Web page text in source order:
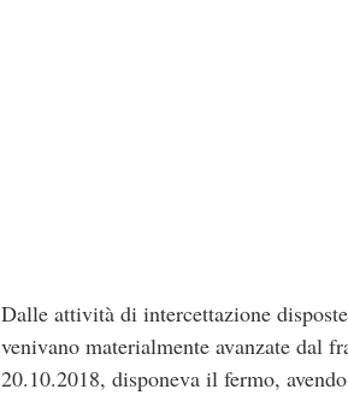
Dalle attività di intercettazione
venivano materialmente avanzate dal
20.10.2018, disponeva il fermo,